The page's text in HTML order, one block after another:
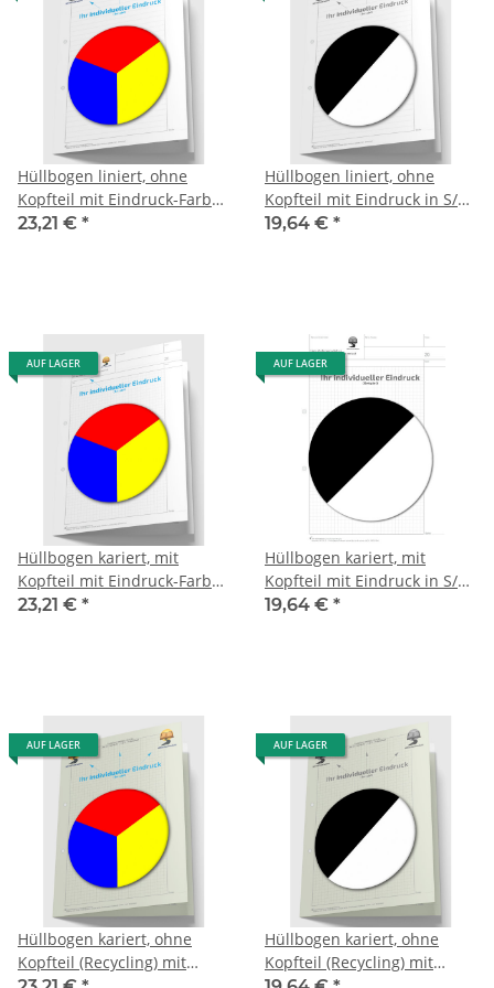
Hüllbogen liniert, ohne
Kopfteil mit Eindruck-Farbe,
1 Pack zu 100 Blatt
23,21 € *
Hüllbogen liniert, ohne
Kopfteil mit Eindruck in S/W,
1 Pack zu 100 Blatt
19,64 € *
AUF LAGER
Hüllbogen kariert, mit
Kopfteil mit Eindruck-Farbe,
1 Pack zu 100 Blatt
23,21 € *
AUF LAGER
Hüllbogen kariert, mit
Kopfteil mit Eindruck in S/W,
1 Pack zu 100 Blatt
19,64 € *
AUF LAGER
Hüllbogen kariert, ohne
Kopfteil (Recycling) mit
AUF LAGER
Hüllbogen kariert, ohne
Kopfteil (Recycling) mit